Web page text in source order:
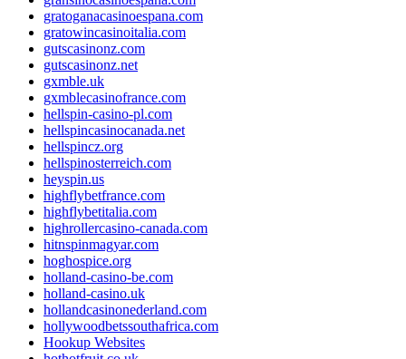
gratoganacasinoespana.com
gratowincasinoitalia.com
gutscasinonz.com
gutscasinonz.net
gxmble.uk
gxmblecasinofrance.com
hellspin-casino-pl.com
hellspincasinocanada.net
hellspincz.org
hellspinosterreich.com
heyspin.us
highflybetfrance.com
highflybetitalia.com
highrollercasino-canada.com
hitnspinmagyar.com
hoghospice.org
holland-casino-be.com
holland-casino.uk
hollandcasinonederland.com
hollywoodbetssouthafrica.com
Hookup Websites